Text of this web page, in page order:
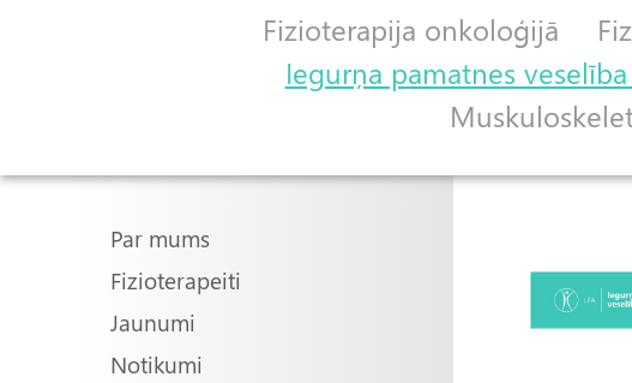
ApakšgrupasFizioterapija onkoloģijā
Iegurņa pamatnes
Main
navigation
Par mums
Fizioterapeiti
Jaunumi
Notikumi
Attēls